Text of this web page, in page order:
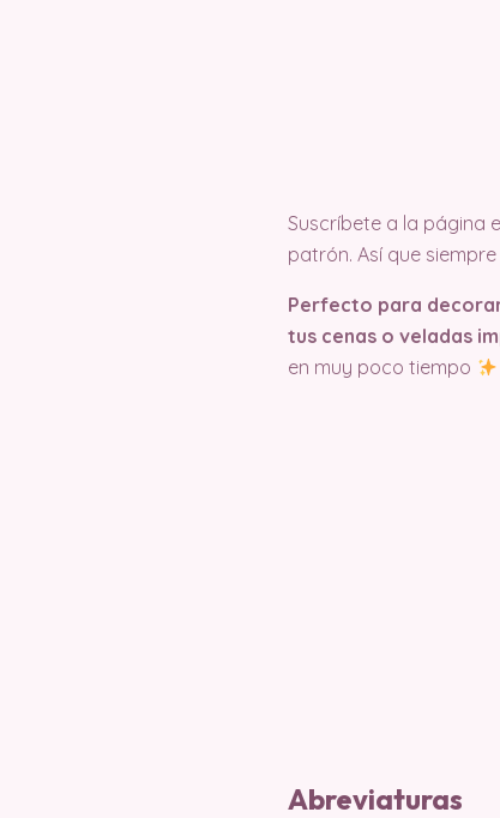
Suscríbete a la página
patrón. Así que
Perfecto para
tus cenas o veladas
en muy poco tiempo
Abreviaturas